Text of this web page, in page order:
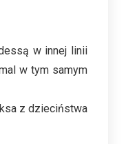
w innej linii
w tym samym
z dzieciństwa